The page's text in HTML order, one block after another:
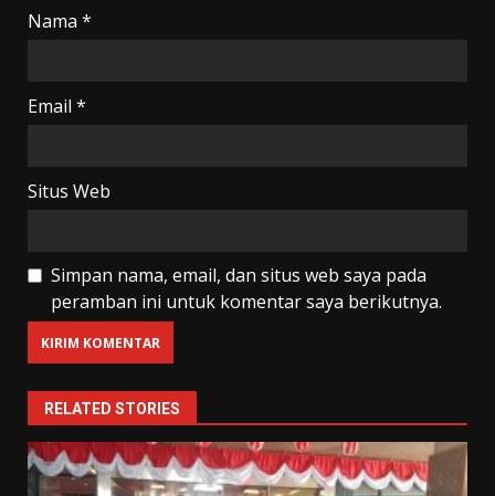
Nama *
Email *
Situs Web
Simpan nama, email, dan situs web saya pada
peramban ini untuk komentar saya berikutnya.
RELATED STORIES